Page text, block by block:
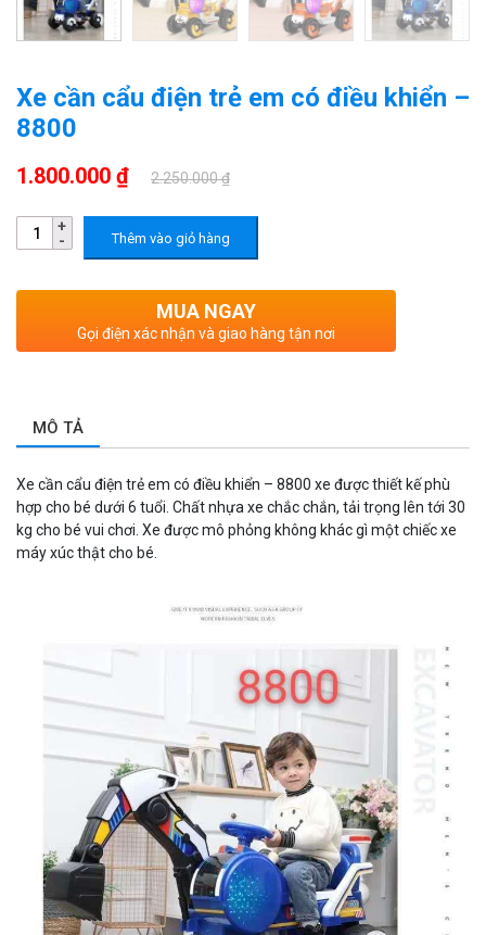
Xe cần cẩu điện trẻ em có điều khiển –
8800
1.800.000 ₫ 2.250.000 ₫
Thêm vào giỏ hàng
MUA NGAY
Gọi điện xác nhận và giao hàng tận nơi
MÔ TẢ
Xe cần cẩu điện trẻ em có điều khiển – 8800 xe được thiết kế phù
hợp cho bé dưới 6 tuổi. Chất nhựa xe chắc chắn, tải trọng lên tới 30
kg cho bé vui chơi. Xe được mô phỏng không khác gì một chiếc xe
máy xúc thật cho bé.